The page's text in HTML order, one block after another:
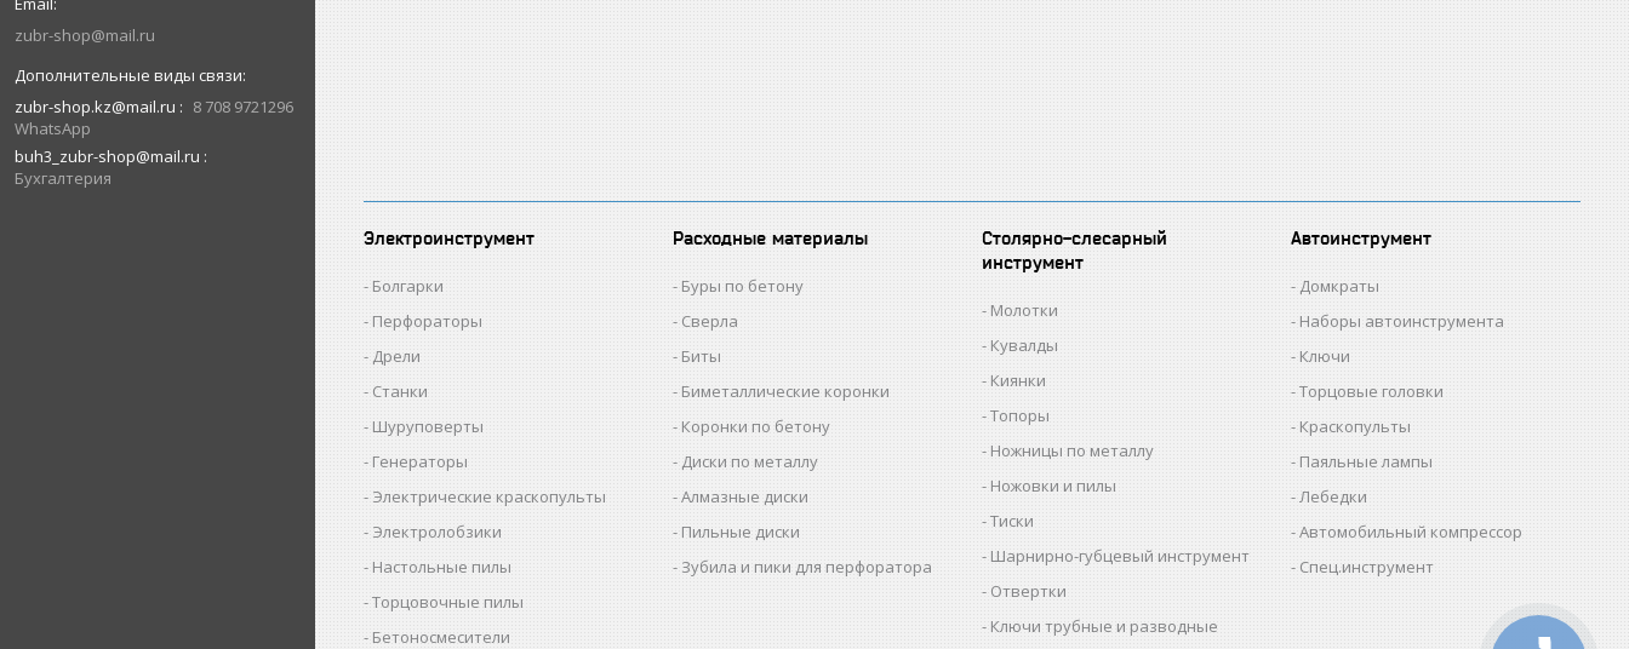
zubr-shop@mail.ru
zubr-shop.kz@mail.ru
8 708 9721296
WhatsApp
buh3_zubr-shop@mail.ru
Бухгалтерия
Электроинструмент
Болгарки
Перфораторы
Дрели
Станки
Шуруповерты
Генераторы
Электрические краскопульты
Электролобзики
Настольные пилы
Торцовочные пилы
Бетоносмесители
Расходные материалы
Буры по бетону
Сверла
Биты
Биметаллические коронки
Коронки по бетону
Диски по металлу
Алмазные диски
Пильные диски
Зубила и пики для перфоратора
Столярно-слесарный
инструмент
Молотки
Кувалды
Киянки
Топоры
Ножницы по металлу
Ножовки и пилы
Тиски
Шарнирно-губцевый инструмент
Отвертки
Ключи трубные и разводные
Автоинструмент
Домкраты
Наборы автоинструмента
Ключи
Торцовые головки
Краскопульты
Паяльные лампы
Лебедки
Автомобильный компрессор
Спец.инструмент